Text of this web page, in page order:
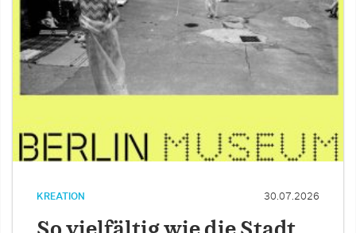
KREATION 30.07.2026